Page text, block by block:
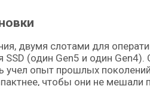
двумя слотами для
(один Gen5 и один
опыт прошлых
чтобы они не мешали